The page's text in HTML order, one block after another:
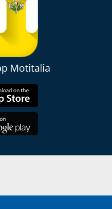
Motitalia